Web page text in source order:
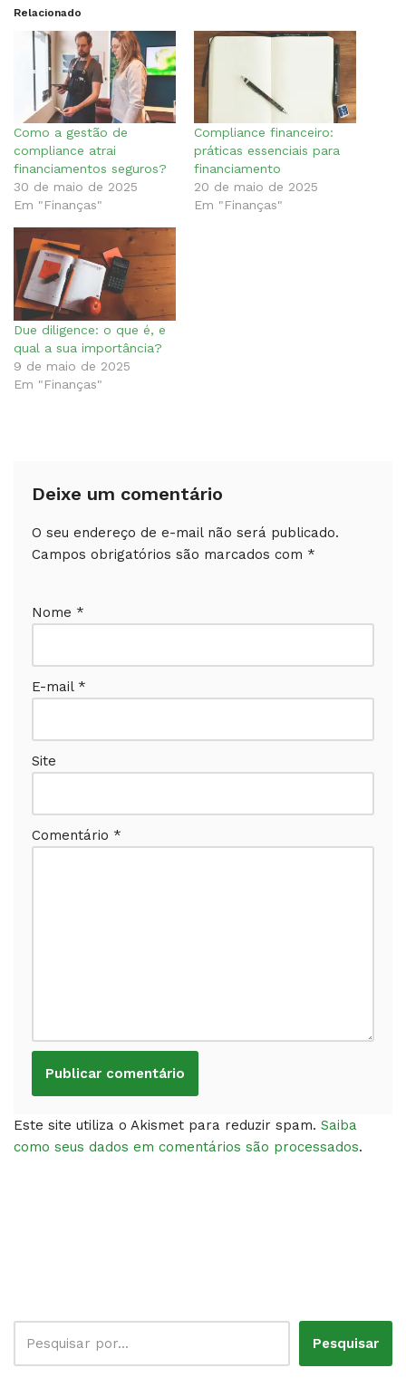
Relacionado
Como a gestão de
compliance atrai
financiamentos seguros?
30 de maio de 2025
Em "Finanças"
Compliance financeiro:
práticas essenciais para
financiamento
20 de maio de 2025
Em "Finanças"
Due diligence: o que é, e
qual a sua importância?
9 de maio de 2025
Em "Finanças"
Deixe um comentário
O seu endereço de e-mail não será publicado.
Campos obrigatórios são marcados com *
Nome *
E-mail *
Site
Comentário *
Este site utiliza o Akismet para reduzir spam. Saiba
como seus dados em comentários são processados.
Pesquisar